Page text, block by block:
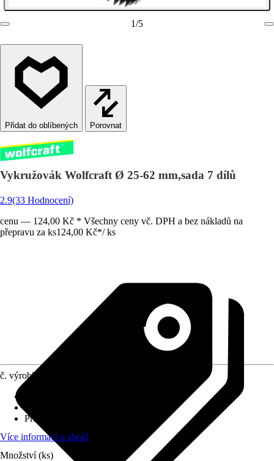
1/5
Porovnat
Vykružovák Wolfcraft Ø 25-62 mm,sada 7 dílů
2.9(33 Hodnocení)
cenu — 124,00 Kč * Všechny ceny vč. DPH a bez nákladů na
přepravu za ks124,00 Kč*/ ks
č. výrobku
Průměr (od - do)
Více informací o zboží
Množství (ks)